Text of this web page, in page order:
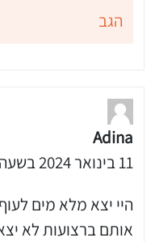
הגב
Adina
11 בינואר 2024 בשעה 19:30
היי יצא מלא מים
אותם ברצועות לא